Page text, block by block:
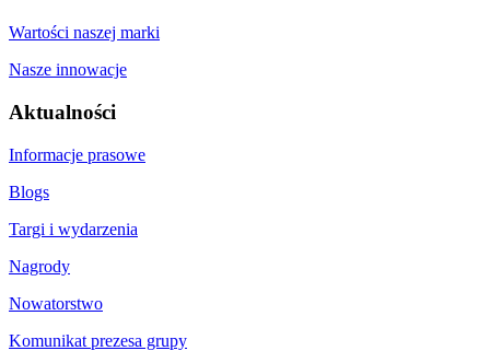
Wartości naszej marki
Nasze innowacje
Aktualności
Informacje prasowe
Blogs
Targi i wydarzenia
Nagrody
Nowatorstwo
Komunikat prezesa grupy